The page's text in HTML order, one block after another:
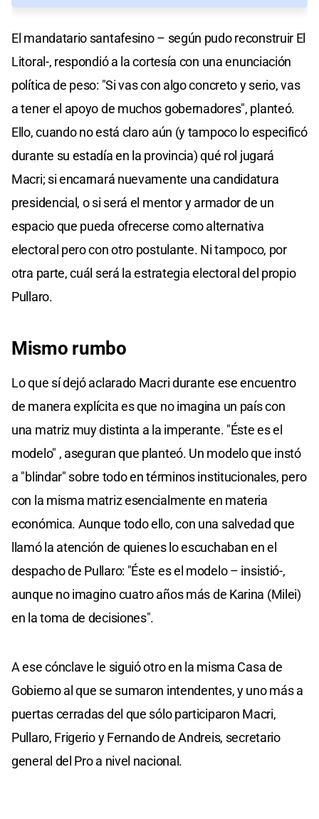
El mandatario santafesino – según pudo reconstruir El
Litoral-, respondió a la cortesía con una enunciación
política de peso: "Si vas con algo concreto y serio, vas
a tener el apoyo de muchos gobernadores", planteó.
Ello, cuando no está claro aún (y tampoco lo especificó
durante su estadía en la provincia) qué rol jugará
Macri; si encarnará nuevamente una candidatura
presidencial, o si será el mentor y armador de un
espacio que pueda ofrecerse como alternativa
electoral pero con otro postulante. Ni tampoco, por
otra parte, cuál será la estrategia electoral del propio
Pullaro.
Mismo rumbo
Lo que sí dejó aclarado Macri durante ese encuentro
de manera explícita es que no imagina un país con
una matriz muy distinta a la imperante. "Éste es el
modelo" , aseguran que planteó. Un modelo que instó
a "blindar" sobre todo en términos institucionales, pero
con la misma matriz esencialmente en materia
económica. Aunque todo ello, con una salvedad que
llamó la atención de quienes lo escuchaban en el
despacho de Pullaro: "Éste es el modelo – insistió-,
aunque no imagino cuatro años más de Karina (Milei)
en la toma de decisiones".
A ese cónclave le siguió otro en la misma Casa de
Gobierno al que se sumaron intendentes, y uno más a
puertas cerradas del que sólo participaron Macri,
Pullaro, Frigerio y Fernando de Andreis, secretario
general del Pro a nivel nacional.